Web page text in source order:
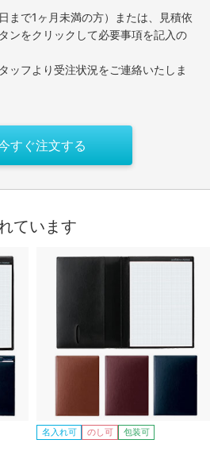
まで1ヶ月未満の方）または、見積依
ンをクリックして必要事項を記入の
ッフより受注状況をご連絡いたしま
すぐ注文する
ています
名入れ可 のし可 包装可